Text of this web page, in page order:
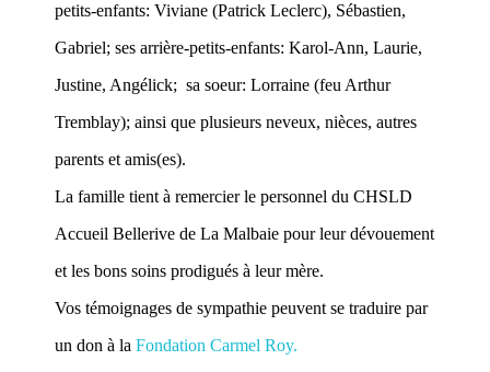
petits-enfants: Viviane (Patrick Leclerc), Sébastien,
Gabriel; ses arrière-petits-enfants: Karol-Ann, Laurie,
Justine, Angélick; sa soeur: Lorraine (feu Arthur
Tremblay); ainsi que plusieurs neveux, nièces, autres
parents et amis(es).
La famille tient à remercier le personnel du CHSLD
Accueil Bellerive de La Malbaie pour leur dévouement
et les bons soins prodigués à leur mère.
Vos témoignages de sympathie peuvent se traduire par
un don à la Fondation Carmel Roy.